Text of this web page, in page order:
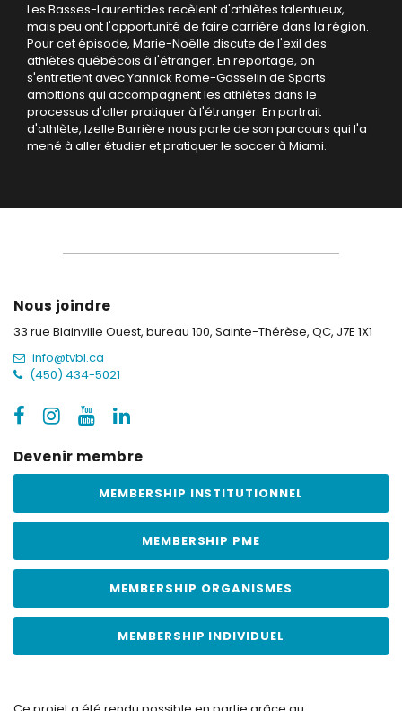
Les Basses-Laurentides recèlent d'athlètes talentueux,
mais peu ont l'opportunité de faire carrière dans la région.
Pour cet épisode, Marie-Noëlle discute de l'exil des
athlètes québécois à l'étranger. En reportage, on
s'entretient avec Yannick Rome-Gosselin de Sports
ambitions qui accompagnent les athlètes dans le
processus d'aller pratiquer à l'étranger. En portrait
d'athlète, Izelle Barrière nous parle de son parcours qui l'a
mené à aller étudier et pratiquer le soccer à Miami.
Nous joindre
33 rue Blainville Ouest, bureau 100, Sainte-Thérèse, QC, J7E 1X1
info@tvbl.ca
(450) 434-5021
Devenir membre
MEMBERSHIP INSTITUTIONNEL
MEMBERSHIP PME
MEMBERSHIP ORGANISMES
MEMBERSHIP INDIVIDUEL